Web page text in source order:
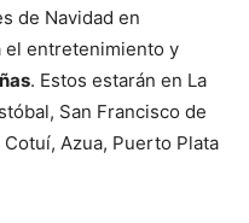
de Navidad en
el entretenimiento y
. Estos estarán en La
San Francisco de
Azua, Puerto Plata